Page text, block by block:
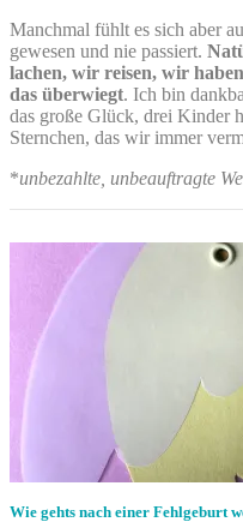
Manchmal fühlt es sich aber
gewesen und nie passiert.
lachen, wir reisen, wir
das überwiegt. Ich bin
das große Glück, drei Kinder
Sternchen, das wir immer
*unbezahlte, unbeauftragte
Wie gehts nach einer Fehlgeburt